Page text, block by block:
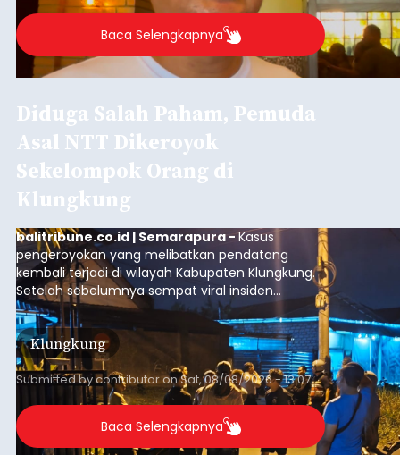
Agung Partha Adnyana di Denpasar, Sabtu (8/8).
Baca Selengkapnya
Diduga Salah Paham, Pemuda
Asal NTT Dikeroyok
Sekelompok Orang di
Klungkung
balitribune.co.id | Semarapura -Kasus
pengeroyokan yang melibatkan pendatang
kembali terjadi di wilayah Kabupaten Klungkung.
Setelah sebelumnya sempat viral insiden
keributan di barat Pasar Galiran, peristiwa serupa
kini menimpa seorang pemuda asal Kabupaten
Sumba Barat Daya (SBD), Nusa Tenggara Timur
(NTT).
Klungkung
Submitted bycontributoronSat, 08/08/2026 - 13:07
Baca Selengkapnya